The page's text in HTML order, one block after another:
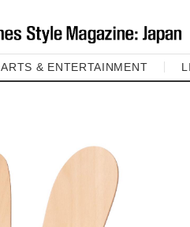
ARTS & ENTERTAINMENT